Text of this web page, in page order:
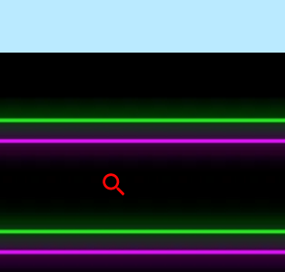
contenido
Buscar